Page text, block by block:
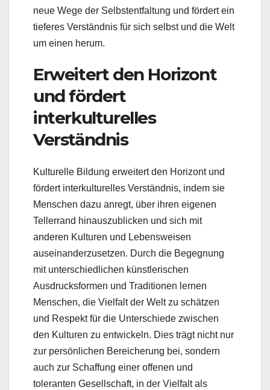
neue Wege der Selbstentfaltung und fördert ein
tieferes Verständnis für sich selbst und die Welt
um einen herum.
Erweitert den Horizont
und fördert
interkulturelles
Verständnis
Kulturelle Bildung erweitert den Horizont und
fördert interkulturelles Verständnis, indem sie
Menschen dazu anregt, über ihren eigenen
Tellerrand hinauszublicken und sich mit
anderen Kulturen und Lebensweisen
auseinanderzusetzen. Durch die Begegnung
mit unterschiedlichen künstlerischen
Ausdrucksformen und Traditionen lernen
Menschen, die Vielfalt der Welt zu schätzen
und Respekt für die Unterschiede zwischen
den Kulturen zu entwickeln. Dies trägt nicht nur
zur persönlichen Bereicherung bei, sondern
auch zur Schaffung einer offenen und
toleranten Gesellschaft, in der Vielfalt als